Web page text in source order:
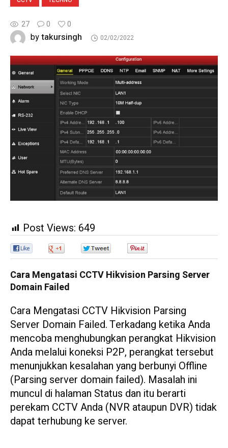
27 0 0
bytakursingh 02/02/2022
Post Views: 649
Cara Mengatasi CCTV Hikvision Parsing Server
Domain Failed
Cara Mengatasi CCTV Hikvision Parsing
Server Domain Failed. Terkadang ketika Anda
mencoba menghubungkan perangkat Hikvision
Anda melalui koneksi P2P, perangkat tersebut
menunjukkan kesalahan yang berbunyi Offline
(Parsing server domain failed). Masalah ini
muncul di halaman Status dan itu berarti
perekam CCTV Anda (NVR ataupun DVR) tidak
dapat terhubung ke server.